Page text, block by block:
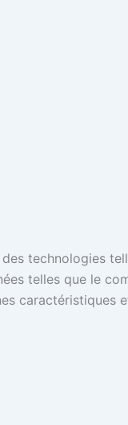
technologies
telles que le
caractéristiques